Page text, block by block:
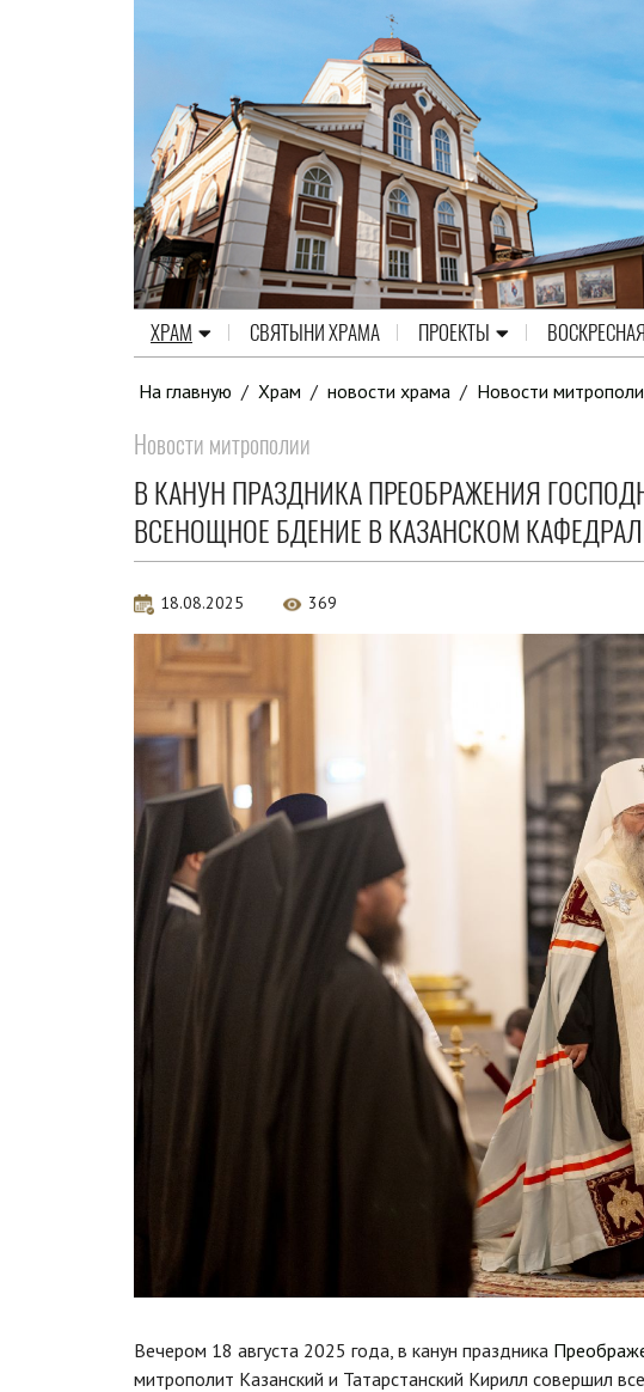
ХРАМ СВЯТЫНИ ХРАМА ПРОЕКТЫ
На главную / Храм / новости храма / Новости
Новости митрополии
В КАНУН ПРАЗДНИКА ПРЕОБРАЖЕНИЯ
ВСЕНОЩНОЕ БДЕНИЕ В КАЗАНСКОМ
18.08.2025 369
Вечером 18 августа 2025 года, в канун праздника
митрополит Казанский и Татарстанский Кирилл совершил